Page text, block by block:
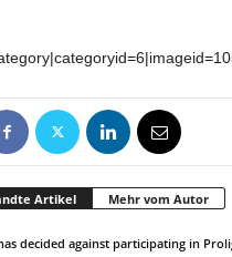
Artikel Mehr vom Autor
decided against participating in